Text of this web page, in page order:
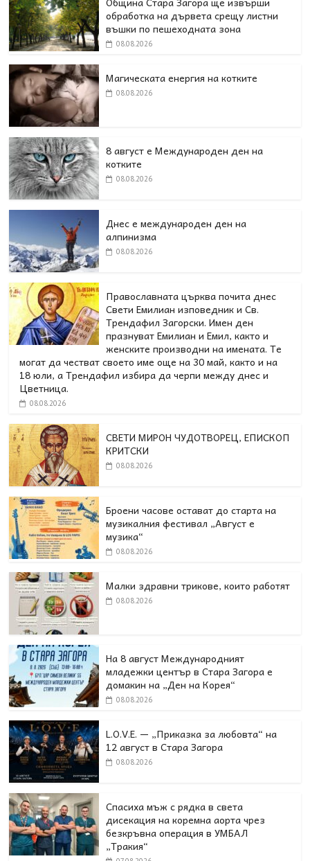
обработка на дървета срещу листни
въшки по пешеходната зона
08.08.2026
Магическата енергия на котките
08.08.2026
8 август е Международен ден на
котките
08.08.2026
Днес е международен ден на
алпинизма
08.08.2026
Православната църква почита днес
Свети Емилиан изповедник и Св.
Трендафил Загорски. Имен ден
празнуват Емилиан и Емил, както и
женските производни на имената. Те
могат да честват своето име още на 30 май, както и на
18 юли, а Трендафил избира да черпи между днес и
Цветница.
08.08.2026
СВЕТИ МИРОН ЧУДОТВОРЕЦ, ЕПИСКОП
КРИТСКИ
08.08.2026
Броени часове остават до старта на
музикалния фестивал „Август е
музика“
08.08.2026
Малки здравни трикове, които работят
08.08.2026
На 8 август Международният
младежки център в Стара Загора е
домакин на „Ден на Корея“
08.08.2026
L.O.V.E. — „Приказка за любовта“ на
12 август в Стара Загора
08.08.2026
Спасиха мъж с рядка в света
дисекация на коремна аорта чрез
безкръвна операция в УМБАЛ
„Тракия“